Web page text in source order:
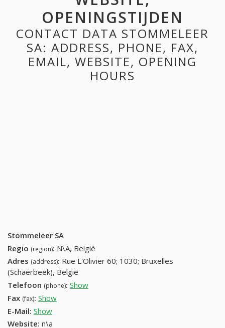
OPENINGSTIJDEN
CONTACT DATA STOMMELEER
SA: ADDRESS, PHONE, FAX,
EMAIL, WEBSITE, OPENING
HOURS
Stommeleer SA
Regio (region): N\A, België
Adres (address): Rue L'Olivier 60; 1030; Bruxelles
(Schaerbeek), België
Telefoon (phone): Show
Fax (fax): Show
E-Mail: Show
Website: n\a